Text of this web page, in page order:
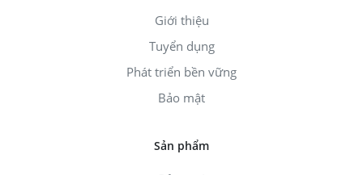
Giới thiệu
Tuyển dụng
Phát triển bền vững
Bảo mật
Sản phẩm